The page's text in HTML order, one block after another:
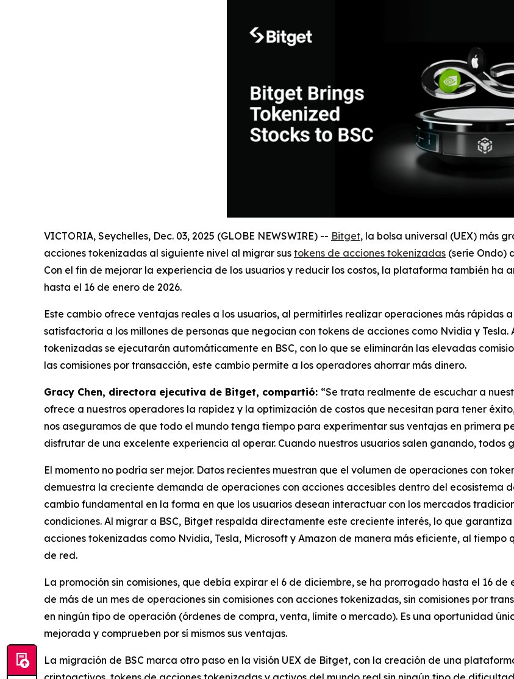
VICTORIA, Seychelles, Dec. 03, 2025 (GLOBE NEWSWIRE) -- Bitget, la bolsa universal (UEX) más
acciones tokenizadas al siguiente nivel al migrar sus tokens de acciones tokenizadas (serie Ondo)
Con el fin de mejorar la experiencia de los usuarios y reducir los costos, la plataforma también ha
hasta el 16 de enero de 2026.
Este cambio ofrece ventajas reales a los usuarios, al permitirles realizar operaciones más rápidas
satisfactoria a los millones de personas que negocian con tokens de acciones como Nvidia y
tokenizadas se ejecutarán automáticamente en BSC, con lo que se eliminarán las elevadas
las comisiones por transacción, este cambio permite a los operadores ahorrar más dinero.
Gracy Chen, directora ejecutiva de Bitget, compartió: “Se trata realmente de escuchar a
ofrece a nuestros operadores la rapidez y la optimización de costos que necesitan para tener
nos aseguramos de que todo el mundo tenga tiempo para experimentar sus ventajas en primera
disfrutar de una excelente experiencia al operar. Cuando nuestros usuarios salen ganando, todos
El momento no podría ser mejor. Datos recientes muestran que el volumen de operaciones con
demuestra la creciente demanda de operaciones con acciones accesibles dentro del ecosistema
cambio fundamental en la forma en que los usuarios desean interactuar con los mercados
condiciones. Al migrar a BSC, Bitget respalda directamente este creciente interés, lo que
acciones tokenizadas como Nvidia, Tesla, Microsoft y Amazon de manera más eficiente, al
de red.
La promoción sin comisiones, que debía expirar el 6 de diciembre, se ha prorrogado hasta el 16
de más de un mes de operaciones sin comisiones con acciones tokenizadas, sin comisiones por
en ningún tipo de operación (órdenes de compra, venta, límite o mercado). Es una oportunidad
mejorada y comprueben por sí mismos sus ventajas.
La migración de BSC marca otro paso en la visión UEX de Bitget, con la creación de una